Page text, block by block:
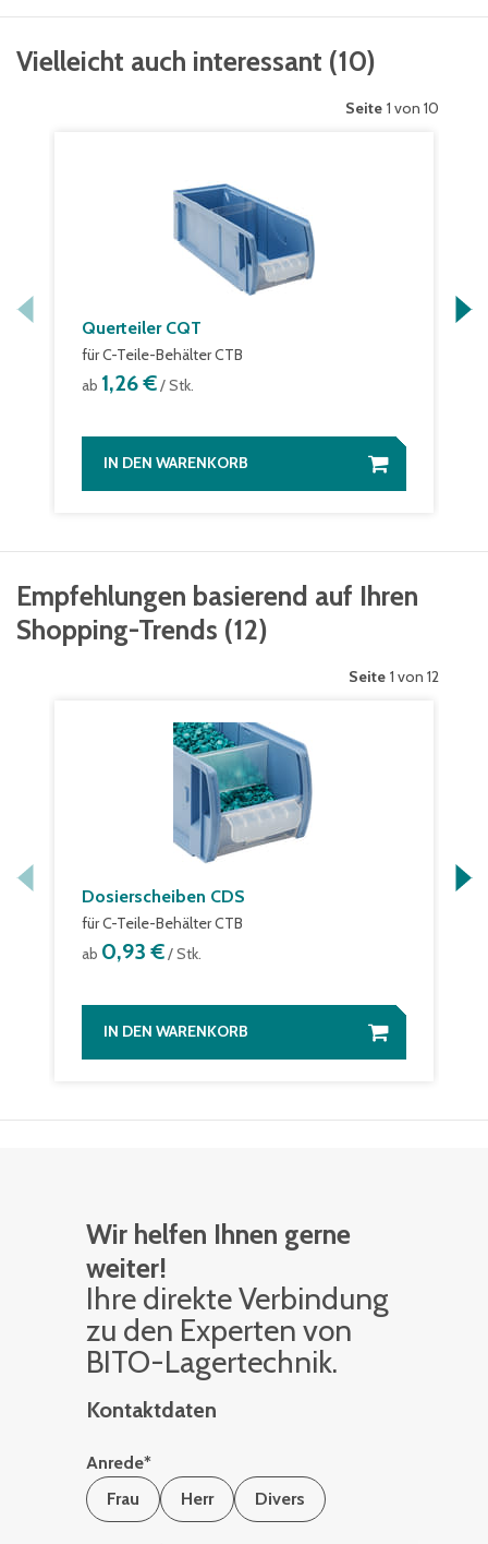
Vielleicht auch interessant (10)
Seite 1 von 10
Querteiler CQT
für C-Teile-Behälter CTB
ab 1,26 €/ Stk.
IN DEN WARENKORB
Empfehlungen basierend auf Ihren
Shopping-Trends (12)
Seite 1 von 12
Dosierscheiben CDS
für C-Teile-Behälter CTB
ab 0,93 €/ Stk.
IN DEN WARENKORB
Wir helfen Ihnen gerne
weiter!
Ihre di­rek­te Ver­bin­dung
zu den Ex­per­ten von
BITO-La­ger­tech­nik.
Kontaktdaten
Anrede*
Frau
Herr Divers